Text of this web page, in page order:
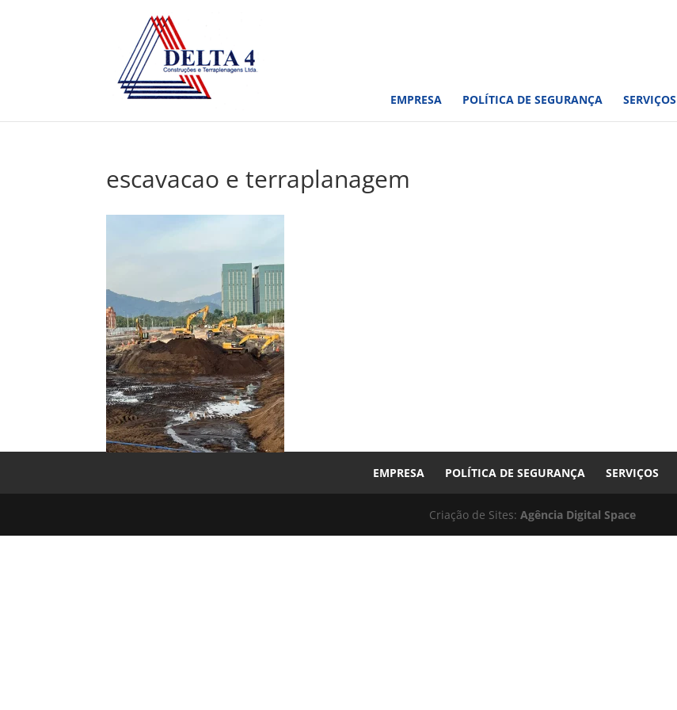
EMPRESA POLÍTICA DE SEGURANÇA SERVIÇOS
escavacao e terraplanagem
EMPRESA POLÍTICA DE SEGURANÇA SERVIÇOS
Criação de Sites: Agência Digital Space